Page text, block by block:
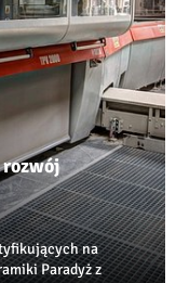
rozwój
na
Paradyż z